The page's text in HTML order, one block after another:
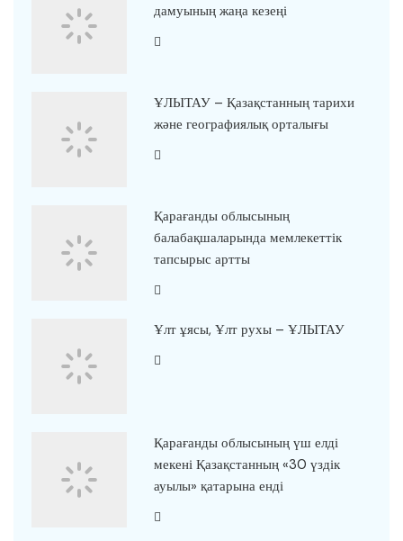
дамуының жаңа кезеңі
ҰЛЫТАУ – Қазақстанның тарихи
және географиялық орталығы
Қарағанды облысының
балабақшаларында мемлекеттік
тапсырыс артты
Ұлт ұясы, Ұлт рухы – ҰЛЫТАУ
Қарағанды облысының үш елді
мекені Қазақстанның «30 үздік
ауылы» қатарына енді